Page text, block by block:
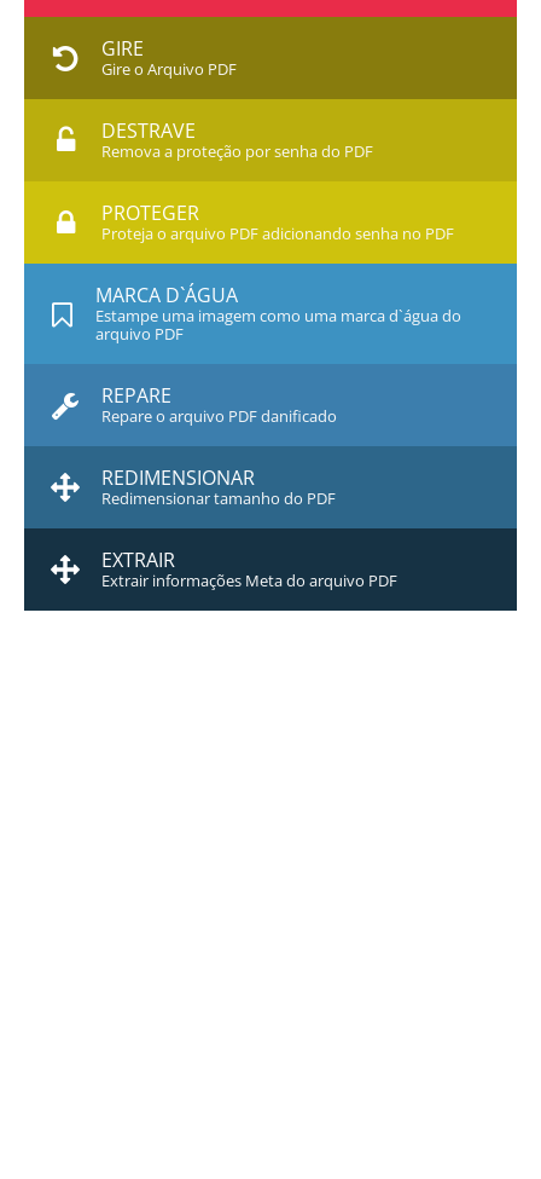
GIRE
Gire o Arquivo PDF
DESTRAVE
Remova a proteção por senha do PDF
PROTEGER
Proteja o arquivo PDF adicionando senha no PDF
MARCA D`ÁGUA
Estampe uma imagem como uma marca d`água do
arquivo PDF
REPARE
Repare o arquivo PDF danificado
REDIMENSIONAR
Redimensionar tamanho do PDF
EXTRAIR
Extrair informações Meta do arquivo PDF